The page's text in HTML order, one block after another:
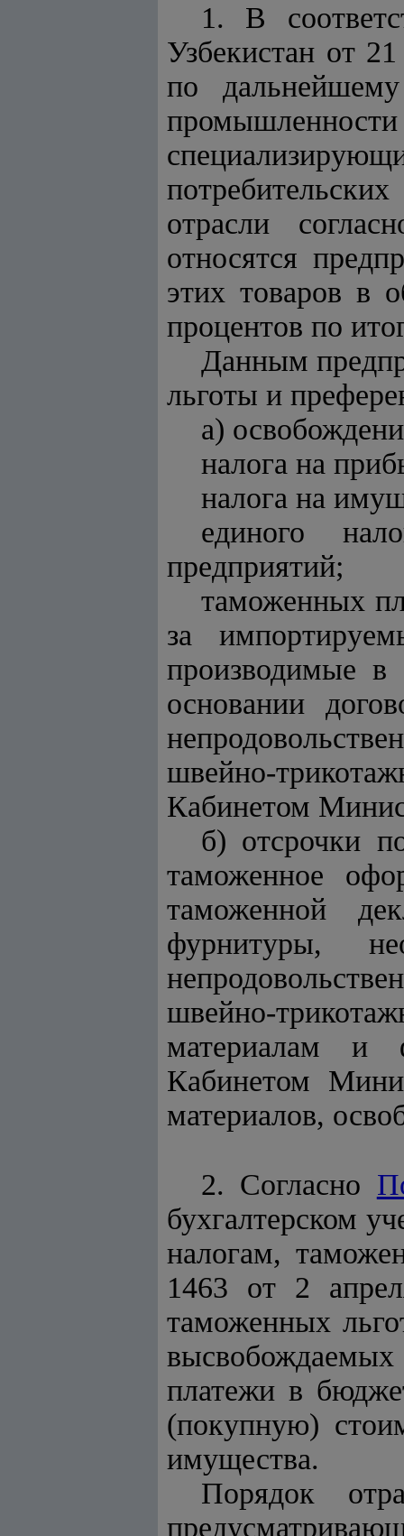
1. В
Узбекистан от
по
отрасли
относятся
этих товаров в
процентов по
Данным
льготы и
а)
налога на
налога на
единого
предприятий;
таможенных
за
производимые
основании
швейно-
Кабинетом
б) отсрочки
таможенное
таможенной
фурнитуры,
швейно-
материалам и
Кабинетом
материалов,
2. Согласно
бухгалтерском
налогам,
1463 от 2
таможенных
платежи в
(покупную)
имущества.
Порядок